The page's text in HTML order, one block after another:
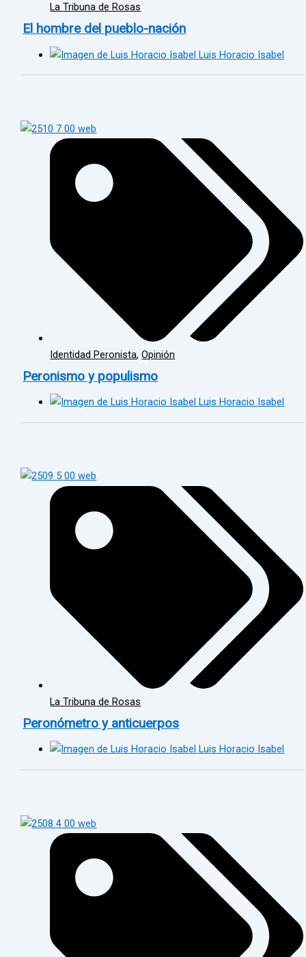
La Tribuna de Rosas
El hombre del pueblo-nación
Luis Horacio Isabel
Identidad Peronista,Opinión
Peronismo y populismo
Luis Horacio Isabel
La Tribuna de Rosas
Peronómetro y anticuerpos
Luis Horacio Isabel